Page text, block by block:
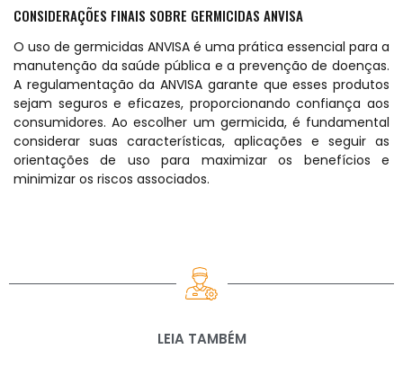
CONSIDERAÇÕES FINAIS SOBRE GERMICIDAS ANVISA
O uso de germicidas ANVISA é uma prática essencial para a
manutenção da saúde pública e a prevenção de doenças.
A regulamentação da ANVISA garante que esses produtos
sejam seguros e eficazes, proporcionando confiança aos
consumidores. Ao escolher um germicida, é fundamental
considerar suas características, aplicações e seguir as
orientações de uso para maximizar os benefícios e
minimizar os riscos associados.
LEIA TAMBÉM